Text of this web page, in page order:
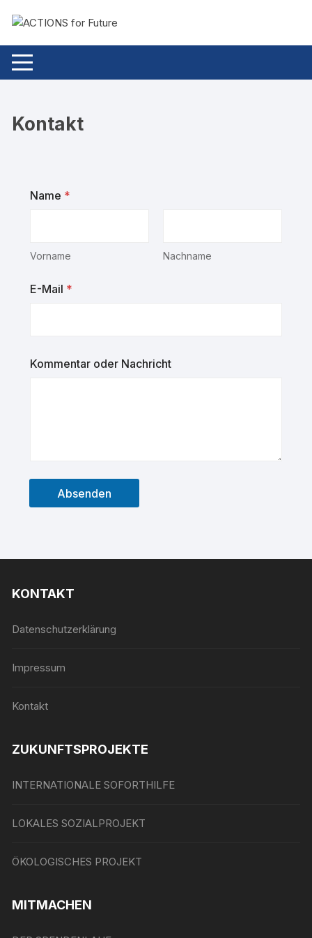
Kontakt
Name *
Vorname Nachname
E-Mail *
Kommentar oder Nachricht
Absenden
KONTAKT
Datenschutzerklärung
Impressum
Kontakt
ZUKUNFTSPROJEKTE
INTERNATIONALE SOFORTHILFE
LOKALES SOZIALPROJEKT
ÖKOLOGISCHES PROJEKT
MITMACHEN